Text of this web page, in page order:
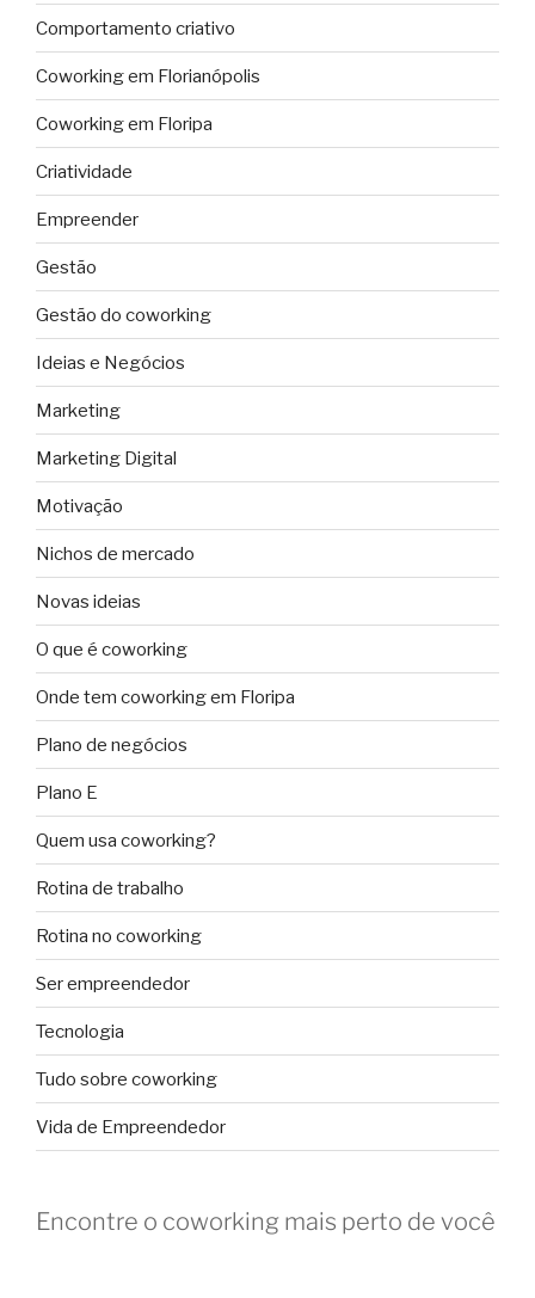
Comportamento criativo
Coworking em Florianópolis
Coworking em Floripa
Criatividade
Empreender
Gestão
Gestão do coworking
Ideias e Negócios
Marketing
Marketing Digital
Motivação
Nichos de mercado
Novas ideias
O que é coworking
Onde tem coworking em Floripa
Plano de negócios
Plano E
Quem usa coworking?
Rotina de trabalho
Rotina no coworking
Ser empreendedor
Tecnologia
Tudo sobre coworking
Vida de Empreendedor
Encontre o coworking mais perto de você